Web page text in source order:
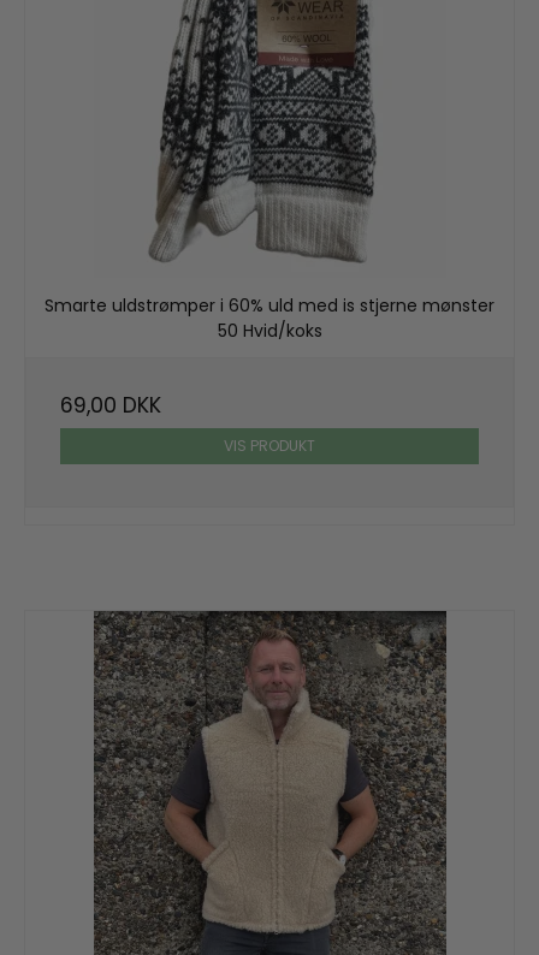
Smarte uldstrømper i 60% uld med is stjerne mønster
50 Hvid/koks
69,00 DKK
VIS PRODUKT